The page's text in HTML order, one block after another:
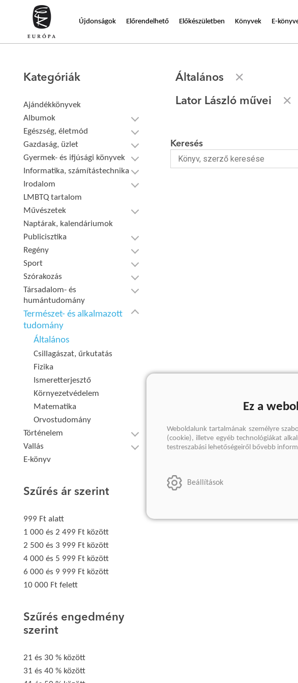
Újdonságok Előrendelhető Előkészületben Könyvek E-
Kategóriák
Ajándékkönyvek
Albumok
Egészség, életmód
Gazdaság, üzlet
Gyermek- és ifjúsági könyvek
Informatika, számítástechnika
Irodalom
LMBTQ tartalom
Művészetek
Naptárak, kalendáriumok
Publicisztika
Regény
Sport
Szórakozás
Társadalom- és
humántudomány
Természet- és alkalmazott
tudomány
Általános
Csillagászat, űrkutatás
Fizika
Ismeretterjesztő
Környezetvédelem
Matematika
Orvostudomány
Történelem
Vallás
E-könyv
Szűrés ár szerint
999 Ft alatt
1 000 és 2 499 Ft között
2 500 és 3 999 Ft között
4 000 és 5 999 Ft között
6 000 és 9 999 Ft között
10 000 Ft felett
Szűrés engedmény
szerint
21 és 30 % között
31 és 40 % között
Általános
Lator László művei
Keresés
Ez a
Weboldalunk tartalmának személyre
(cookie), illetve egyéb technológiákat
testreszabási lehetőségeiről bővebb
Beállítások